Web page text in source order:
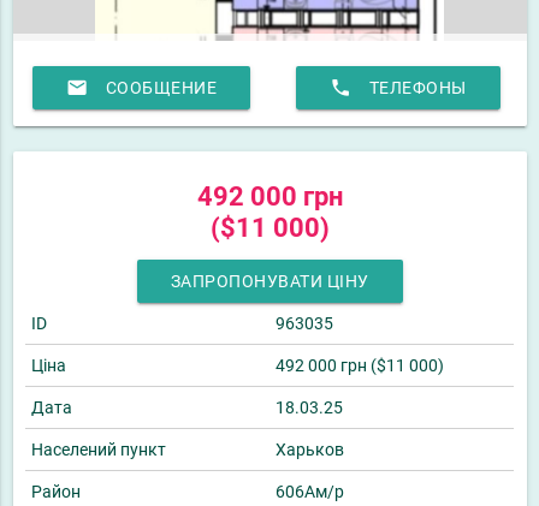
email СООБЩЕНИЕ phone ТЕЛЕФОНЫ
492 000 грн
($11 000)
ЗАПРОПОНУВАТИ ЦІНУ
ID 963035
Ціна 492 000 грн ($11 000)
Дата 18.03.25
Населений пункт Харьков
Район 606Ам/р